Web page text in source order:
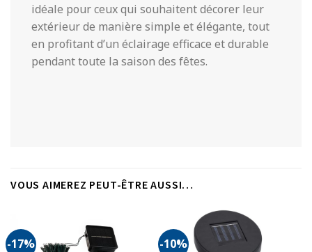
idéale pour ceux qui souhaitent décorer leur
extérieur de manière simple et élégante, tout
en profitant d’un éclairage efficace et durable
pendant toute la saison des fêtes.
VOUS AIMEREZ PEUT-ÊTRE AUSSI…
-17% -10%